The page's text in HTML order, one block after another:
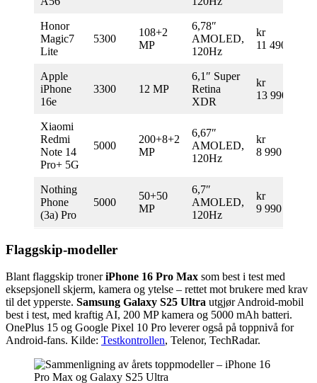
Honor
Magic7
Lite
5300
108+2
MP
6,78″
AMOLED,
120Hz
kr
11 490
Apple
iPhone
16e
3300 12 MP
6,1″ Super
Retina
XDR
kr
13 990
Xiaomi
Redmi
Note 14
Pro+ 5G
5000
200+8+2
MP
6,67″
AMOLED,
120Hz
kr
8 990
Nothing
Phone
(3a) Pro
5000
50+50
MP
6,7″
AMOLED,
120Hz
kr
9 990
Flaggskip-modeller
Blant flaggskip troneriPhone 16 Pro Max som best i test med
eksepsjonell skjerm, kamera og ytelse – rettet mot brukere med krav
til det ypperste. Samsung Galaxy S25 Ultra utgjør Android-mobil
best i test, med kraftig AI, 200 MP kamera og 5000 mAh batteri.
OnePlus 15 og Google Pixel 10 Pro leverer også på toppnivå for
Android-fans. Kilde: Testkontrollen, Telenor, TechRadar.